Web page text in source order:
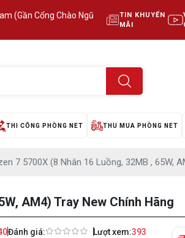
(Gần Cổng Chào Ngũ
TIN KHUYẾN
MÃI
THI CÔNG PHÒNG NET THU MUA PHÒNG NET
7 5700X (8 Nhân 16 Luồng, 32MB , 65W,
AM4) Tray New Chính Hãng
Đánh giá: Lượt xem:393